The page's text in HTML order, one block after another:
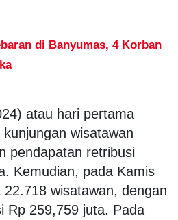
di Banyumas, 4 Korban
atau hari pertama
wisatawan
pendapatan retribusi
Kemudian, pada Kamis
wisatawan, dengan
Rp 259,759 juta. Pada